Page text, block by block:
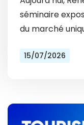
séminaire
du marché
auxquels ils
15/07/2026